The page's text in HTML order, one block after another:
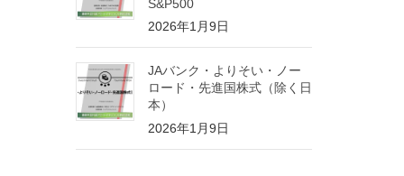
S&P500
2026年1月9日
JAバンク・よりそい・ノー
ロード・先進国株式（除く日
本）
2026年1月9日